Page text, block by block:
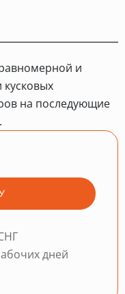
и
на последующие
дней